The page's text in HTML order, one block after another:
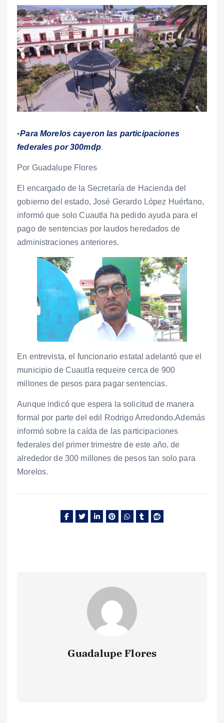
•Para Morelos cayeron las participaciones
federales por 300mdp.
Por Guadalupe Flores
El encargado de la Secretaría de Hacienda del
gobierno del estado, José Gerardo López Huérfano,
informó que solo Cuautla ha pedido ayuda para el
pago de sentencias por laudos heredados de
administraciones anteriores.
En entrevista, el funcionario estatal adelantó que el
municipio de Cuautla requeire cerca de 900
millones de pesos para pagar sentencias.
Aunque indicó que espera la solicitud de manera
formal por parte del edil Rodrigo Arredondo.Además
informó sobre la caída de las participaciones
federales del primer trimestre de este año, de
alrededor de 300 millones de pesos tan solo para
Morelos.
Guadalupe Flores